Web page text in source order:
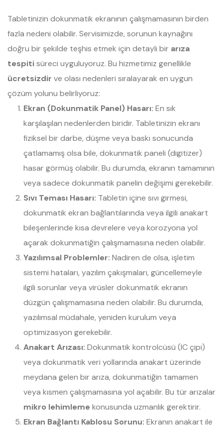
Tabletinizin dokunmatik ekranının çalışmamasının birden
fazla nedeni olabilir. Servisimizde, sorunun kaynağını
doğru bir şekilde teşhis etmek için detaylı bir arıza
tespitisüreci uyguluyoruz. Bu hizmetimiz genellikle
ücretsizdir ve olası nedenleri sıralayarak en uygun
çözüm yolunu belirliyoruz:
Ekran (Dokunmatik Panel) Hasarı: En sık
karşılaşılan nedenlerden biridir. Tabletinizin ekranı
fiziksel bir darbe, düşme veya baskı sonucunda
çatlamamış olsa bile, dokunmatik paneli (digitizer)
hasar görmüş olabilir. Bu durumda, ekranın tamamının
veya sadece dokunmatik panelin değişimi gerekebilir.
Sıvı Teması Hasarı: Tabletin içine sıvı girmesi,
dokunmatik ekran bağlantılarında veya ilgili anakart
bileşenlerinde kısa devrelere veya korozyona yol
açarak dokunmatiğin çalışmamasına neden olabilir.
Yazılımsal Problemler: Nadiren de olsa, işletim
sistemi hataları, yazılım çakışmaları, güncellemeyle
ilgili sorunlar veya virüsler dokunmatik ekranın
düzgün çalışmamasına neden olabilir. Bu durumda,
yazılımsal müdahale, yeniden kurulum veya
optimizasyon gerekebilir.
Anakart Arızası: Dokunmatik kontrolcüsü (IC çipi)
veya dokunmatik veri yollarında anakart üzerinde
meydana gelen bir arıza, dokunmatiğin tamamen
veya kısmen çalışmamasına yol açabilir. Bu tür arızalar
mikro lehimleme konusunda uzmanlık gerektirir.
Ekran Bağlantı Kablosu Sorunu: Ekranın anakart ile